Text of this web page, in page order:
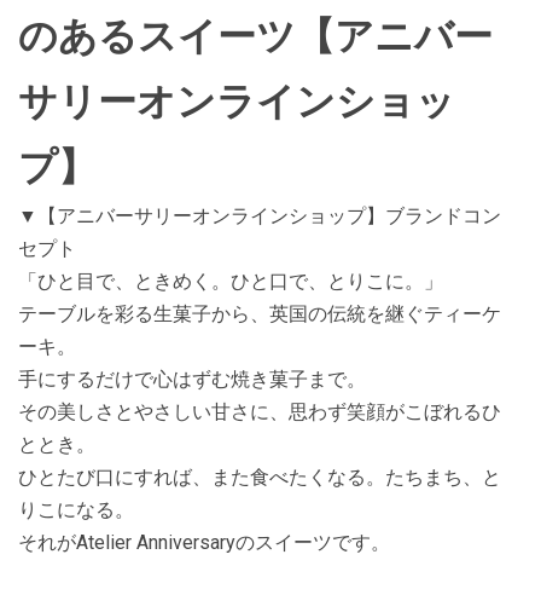
のあるスイーツ【アニバー
サリーオンラインショッ
プ】
▼【アニバーサリーオンラインショップ】ブランドコン
セプト
「ひと目で、ときめく。ひと口で、とりこに。」
テーブルを彩る生菓子から、英国の伝統を継ぐティーケ
ーキ。
手にするだけで心はずむ焼き菓子まで。
その美しさとやさしい甘さに、思わず笑顔がこぼれるひ
ととき。
ひとたび口にすれば、また食べたくなる。たちまち、と
りこになる。
それがAtelier Anniversaryのスイーツです。